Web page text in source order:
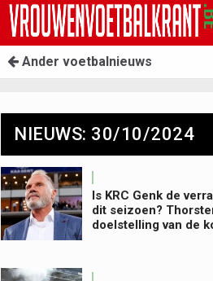
Ander voetbalnieuws
NIEUWS: 30/10/2024
Is KRC Genk de
dit seizoen?
doelstelling van de